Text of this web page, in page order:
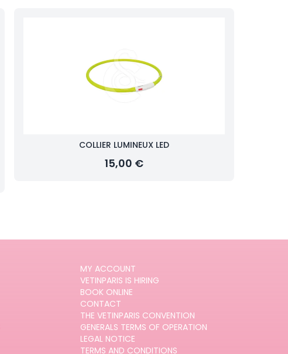
COLLIER LUMINEUX LED
15,00 €
MY ACCOUNT
VETINPARIS IS HIRING
BOOK ONLINE
CONTACT
THE VETINPARIS CONVENTION
GENERALS TERMS OF OPERATION
LEGAL NOTICE
TERMS AND CONDITIONS